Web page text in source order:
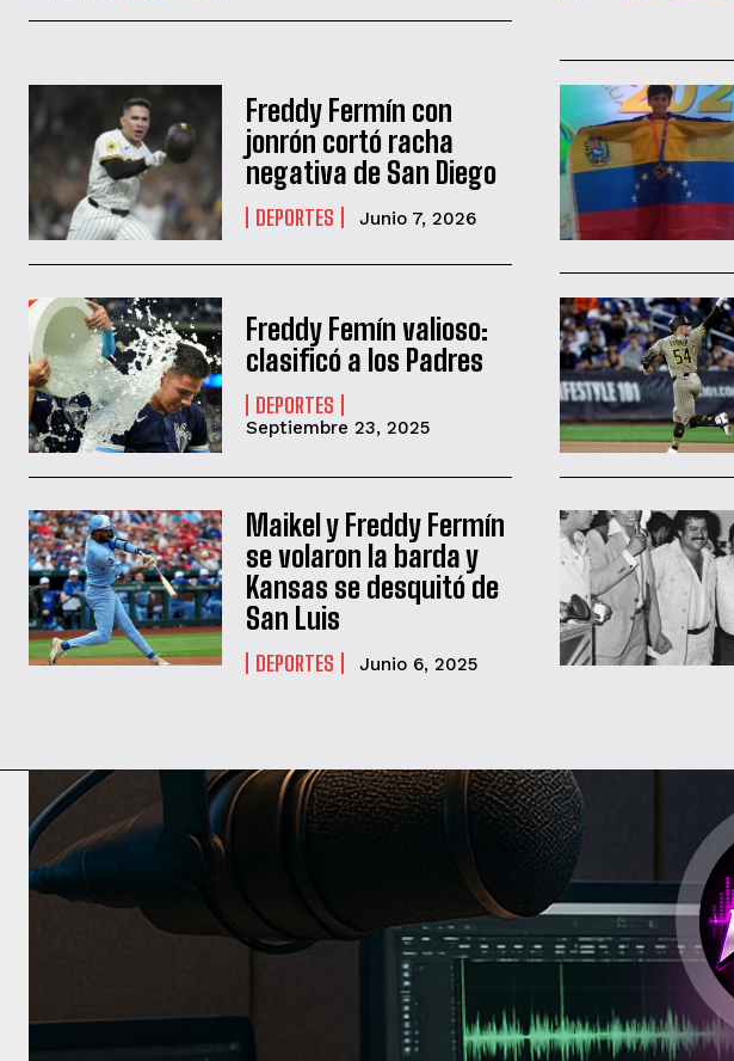
He leído y acepto las
Freddy Fermín con
jonrón cortó racha
negativa de San Diego
DEPORTES Junio 7, 2026
Freddy Femín valioso:
clasificó a los Padres
DEPORTES
Septiembre 23, 2025
Maikel y Freddy Fermín
se volaron la barda y
Kansas se desquitó de
San Luis
DEPORTES Junio 6, 2025